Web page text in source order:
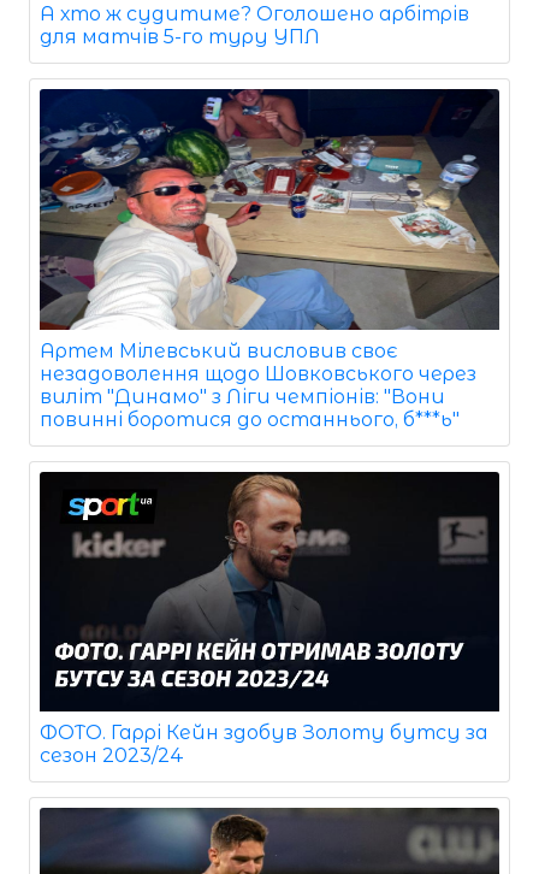
А хто ж судитиме? Оголошено арбітрів
для матчів 5-го туру УПЛ
Артем Мілевський висловив своє
незадоволення щодо Шовковського через
виліт "Динамо" з Ліги чемпіонів: "Вони
повинні боротися до останнього, б***ь"
ФОТО. Гаррі Кейн здобув Золоту бутсу за
сезон 2023/24